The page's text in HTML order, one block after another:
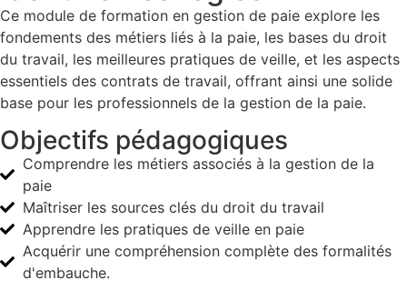
Ce module de formation en gestion de paie explore les
fondements des métiers liés à la paie, les bases du droit
du travail, les meilleures pratiques de veille, et les aspects
essentiels des contrats de travail, offrant ainsi une solide
base pour les professionnels de la gestion de la paie.
Objectifs pédagogiques
Comprendre les métiers associés à la gestion de la
paie
Maîtriser les sources clés du droit du travail
Apprendre les pratiques de veille en paie
Acquérir une compréhension complète des formalités
d'embauche.